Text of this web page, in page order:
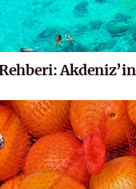
Rehberi: